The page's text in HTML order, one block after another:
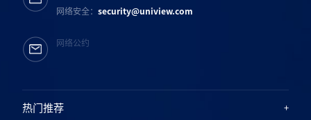
热门推荐
网络安全：security@uniview.com
网络公约